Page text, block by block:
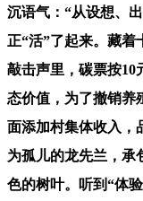
沉语气：“从设想、
正“活”了起来。藏着
敲击声里，碳票按10
态价值，为了撤销养
面添加村集体收入，
为孤儿的龙先兰，承
色的树叶。听到“体